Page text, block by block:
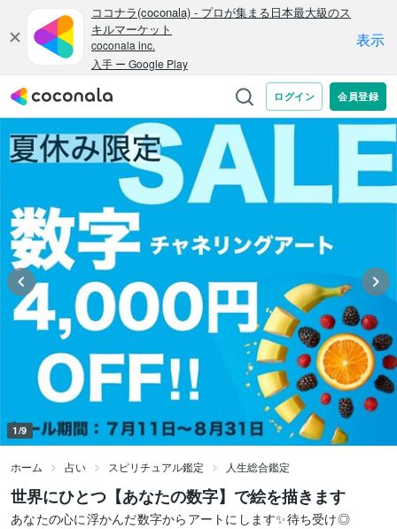
1/9
ホーム 占い スピリチュアル鑑定 人生総合鑑定
世界にひとつ【あなたの数字】で絵を描きます
あなたの心に浮かんだ数字からアートにします✨待ち受け◎